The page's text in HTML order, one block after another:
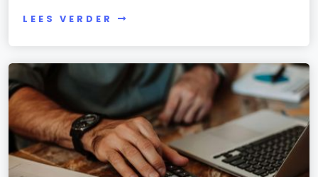
LEES VERDER